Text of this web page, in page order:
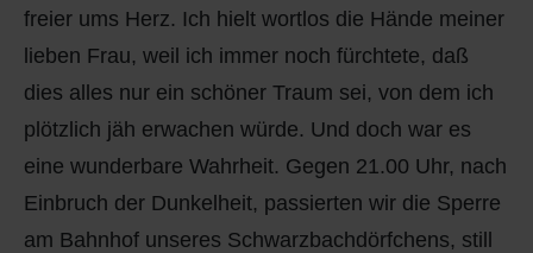
freier ums Herz. Ich hielt wortlos die Hände meiner
lieben Frau, weil ich immer noch fürchtete, daß
dies alles nur ein schöner Traum sei, von dem ich
plötzlich jäh erwachen würde. Und doch war es
eine wunderbare Wahrheit. Gegen 21.00 Uhr, nach
Einbruch der Dunkelheit, passierten wir die Sperre
am Bahnhof unseres Schwarzbachdörfchens, still